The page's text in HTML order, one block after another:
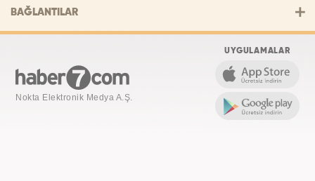
BAĞLANTILAR
Nokta Elektronik Medya A.Ş.
UYGULAMALAR